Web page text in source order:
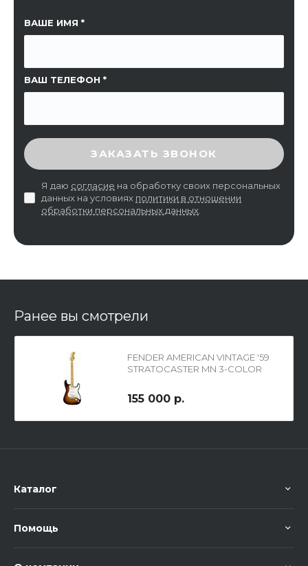
ВАШЕ ИМЯ
ВАШ ТЕЛЕФОН
ССЫЛКА НА СТРАНИЦУ
ВВЕДИТЕ ПРОВЕРОЧНЫЙ КОД
ЗАКАЗАТЬ ЗВОНОК
Я даю согласие на обработку своих персональных
данных на условиях политики в отношении
обработки персональных данных
Ранее вы смотрели
FENDER AMERICAN VINTAGE '59
STRATOCASTER MN 3-COLOR
155 000 р.
Каталог
Помощь